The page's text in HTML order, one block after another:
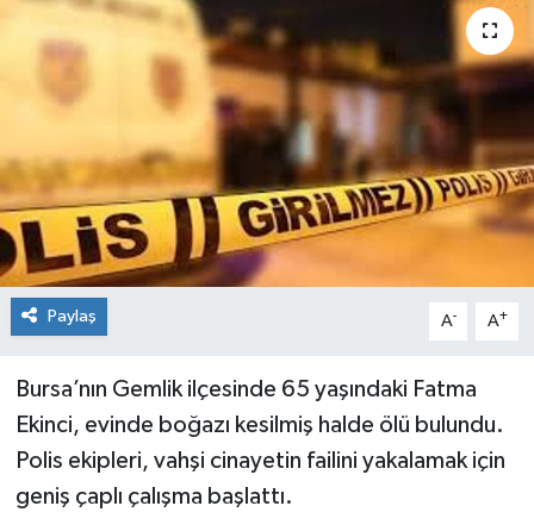
Paylaş A- A+
Bursa’nın Gemlik ilçesinde 65 yaşındaki Fatma
Ekinci, evinde boğazı kesilmiş halde ölü bulundu.
Polis ekipleri, vahşi cinayetin failini yakalamak için
geniş çaplı çalışma başlattı.